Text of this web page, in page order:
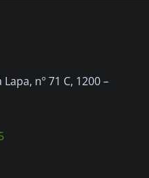
nº 71 C, 1200 –